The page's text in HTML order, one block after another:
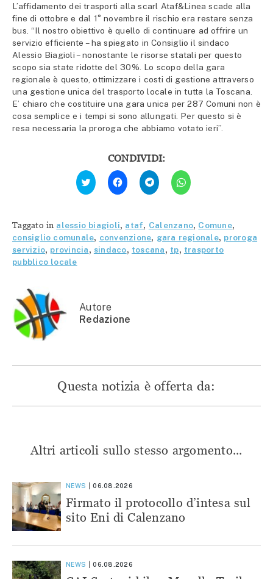
L’affidamento dei trasporti alla scarl Ataf&Linea scade alla
fine di ottobre e dal 1° novembre il rischio era restare senza
bus. “Il nostro obiettivo è quello di continuare ad offrire un
servizio efficiente – ha spiegato in Consiglio il sindaco
Alessio Biagioli – nonostante le risorse statali per questo
scopo sia state ridotte del 30%. Lo scopo della gara
regionale è questo, ottimizzare i costi di gestione attraverso
una gestione unica del trasporto locale in tutta la Toscana.
E’ chiaro che costituire una gara unica per 287 Comuni non è
cosa semplice e i tempi si sono allungati. Per questo si è
resa necessaria la proroga che abbiamo votato ieri”.
CONDIVIDI:
Fai
clic
qui
Twitter
(Si
apre
in
una
Fai
clic
per
condividere
(Si
apre
in
una
nuova
Fai
clic
per
condividere
(Si
apre
in
una
nuova
Fai
clic
per
(Si
apre
in
una
nuova
Taggato in alessio biagioli, ataf, Calenzano, Comune,
consiglio comunale, convenzione, gara regionale, proroga
servizio, provincia, sindaco, toscana, tp, trasporto
pubblico locale
Autore
Redazione
Questa notizia è offerta da:
Altri articoli sullo stesso argomento...
NEWS 06.08.2026
Firmato il protocollo d’intesa sul
sito Eni di Calenzano
NEWS 06.08.2026